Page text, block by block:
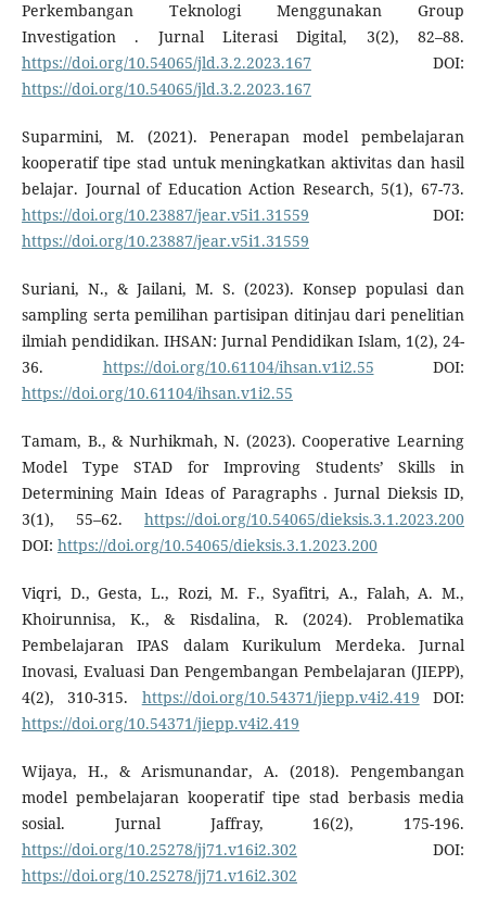
Perkembangan Teknologi Menggunakan Group
Investigation . Jurnal Literasi Digital, 3(2), 82–88.
https://doi.org/10.54065/jld.3.2.2023.167 DOI:
https://doi.org/10.54065/jld.3.2.2023.167
Suparmini, M. (2021). Penerapan model pembelajaran
kooperatif tipe stad untuk meningkatkan aktivitas dan hasil
belajar. Journal of Education Action Research, 5(1), 67-73.
https://doi.org/10.23887/jear.v5i1.31559 DOI:
https://doi.org/10.23887/jear.v5i1.31559
Suriani, N., & Jailani, M. S. (2023). Konsep populasi dan
sampling serta pemilihan partisipan ditinjau dari penelitian
ilmiah pendidikan. IHSAN: Jurnal Pendidikan Islam, 1(2), 24-
36. https://doi.org/10.61104/ihsan.v1i2.55 DOI:
https://doi.org/10.61104/ihsan.v1i2.55
Tamam, B., & Nurhikmah, N. (2023). Cooperative Learning
Model Type STAD for Improving Students’ Skills in
Determining Main Ideas of Paragraphs . Jurnal Dieksis ID,
3(1), 55–62.https://doi.org/10.54065/dieksis.3.1.2023.200
DOI: https://doi.org/10.54065/dieksis.3.1.2023.200
Viqri, D., Gesta, L., Rozi, M. F., Syafitri, A., Falah, A. M.,
Khoirunnisa, K., & Risdalina, R. (2024). Problematika
Pembelajaran IPAS dalam Kurikulum Merdeka. Jurnal
Inovasi, Evaluasi Dan Pengembangan Pembelajaran (JIEPP),
4(2), 310-315. https://doi.org/10.54371/jiepp.v4i2.419 DOI:
https://doi.org/10.54371/jiepp.v4i2.419
Wijaya, H., & Arismunandar, A. (2018). Pengembangan
model pembelajaran kooperatif tipe stad berbasis media
sosial. Jurnal Jaffray, 16(2), 175-196.
https://doi.org/10.25278/jj71.v16i2.302 DOI:
https://doi.org/10.25278/jj71.v16i2.302